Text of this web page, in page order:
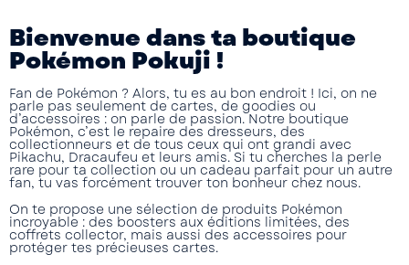
Bienvenue dans ta boutique
Pokémon Pokuji !
Fan de Pokémon ? Alors, tu es au bon endroit ! Ici, on ne
parle pas seulement de cartes, de goodies ou
d’accessoires : on parle de passion. Notre boutique
Pokémon, c’est le repaire des dresseurs, des
collectionneurs et de tous ceux qui ont grandi avec
Pikachu, Dracaufeu et leurs amis. Si tu cherches la perle
rare pour ta collection ou un cadeau parfait pour un autre
fan, tu vas forcément trouver ton bonheur chez nous.
On te propose une sélection de produits Pokémon
incroyable : des boosters aux éditions limitées, des
coffrets collector, mais aussi des accessoires pour
protéger tes précieuses cartes.